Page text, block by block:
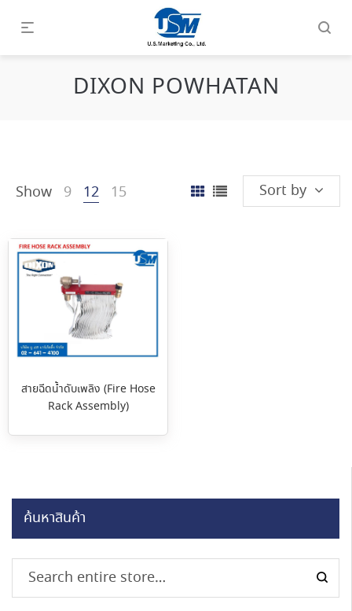
DIXON POWHATAN
Show 9 12 15 Sort by
สายฉีดน้ำดับเพลิง (Fire Hose
Rack Assembly)
ค้นหาสินค้า